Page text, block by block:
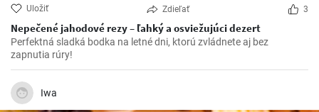
Uložiť Zdieľať 3
Nepečené jahodové rezy – ľahký a osviežujúci dezert
Perfektná sladká bodka na letné dni, ktorú zvládnete aj bez
zapnutia rúry!
Iwa